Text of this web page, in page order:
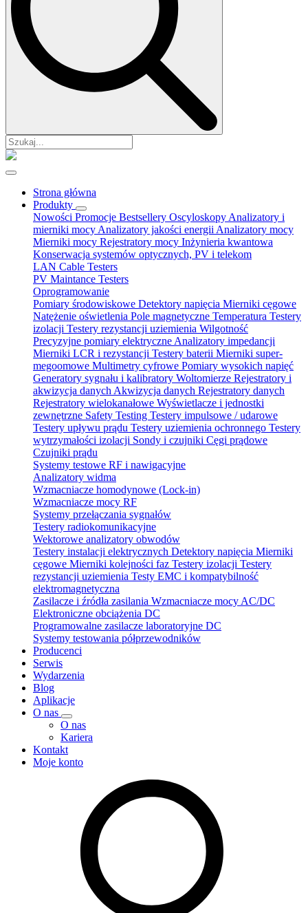
Strona główna
Produkty
Nowości Promocje Bestsellery Oscyloskopy Analizatory i
mierniki mocy Analizatory jakości energii Analizatory mocy
Mierniki mocy Rejestratory mocy Inżynieria kwantowa
Konserwacja systemów optycznych, PV i telekom
LAN Cable Testers
PV Maintance Testers
Oprogramowanie
Pomiary środowiskowe Detektory napięcia Mierniki cęgowe
Natężenie oświetlenia Pole magnetyczne Temperatura Testery
izolacji Testery rezystancji uziemienia Wilgotność
Precyzyjne pomiary elektryczne Analizatory impedancji
Mierniki LCR i rezystancji Testery baterii Mierniki super-
megoomowe Multimetry cyfrowe Pomiary wysokich napięć
Generatory sygnału i kalibratory Woltomierze Rejestratory i
akwizycja danych Akwizycja danych Rejestratory danych
Rejestratory wielokanałowe Wyświetlacze i jednostki
zewnętrzne Safety Testing Testery impulsowe / udarowe
Testery upływu prądu Testery uziemienia ochronnego Testery
wytrzymałości izolacji Sondy i czujniki Cęgi prądowe
Czujniki prądu
Systemy testowe RF i nawigacyjne
Analizatory widma
Wzmacniacze homodynowe (Lock‑in)
Wzmacniacze mocy RF
Systemy przełączania sygnałów
Testery radiokomunikacyjne
Wektorowe analizatory obwodów
Testery instalacji elektrycznych Detektory napięcia Mierniki
cęgowe Mierniki kolejności faz Testery izolacji Testery
rezystancji uziemienia Testy EMC i kompatybilność
elektromagnetyczna
Zasilacze i źródła zasilania Wzmacniacze mocy AC/DC
Elektroniczne obciążenia DC
Programowalne zasilacze laboratoryjne DC
Systemy testowania półprzewodników
Producenci
Serwis
Wydarzenia
Blog
Aplikacje
O nas
O nas
Kariera
Kontakt
Moje konto